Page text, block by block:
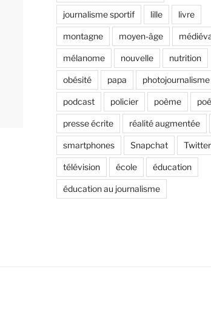
journalisme sportif lille livre
montagne moyen-âge
mélanome nouvelle nutrition
obésité papa photojournalisme
podcast policier poème
presse écrite réalité augmentée
smartphones Snapchat Twitter
télévision école éducation
éducation au journalisme